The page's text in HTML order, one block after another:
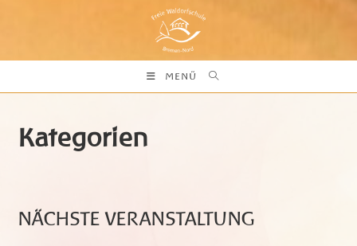
MENÜ
Kategorien
NÄCHSTE VERANSTALTUNG